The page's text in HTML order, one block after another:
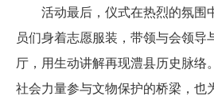
活动最后，仪式在热烈的氛围
员们身着志愿服装，带领与会领导
厅，用生动讲解再现澧县历史脉络
社会力量参与文物保护的桥梁，也